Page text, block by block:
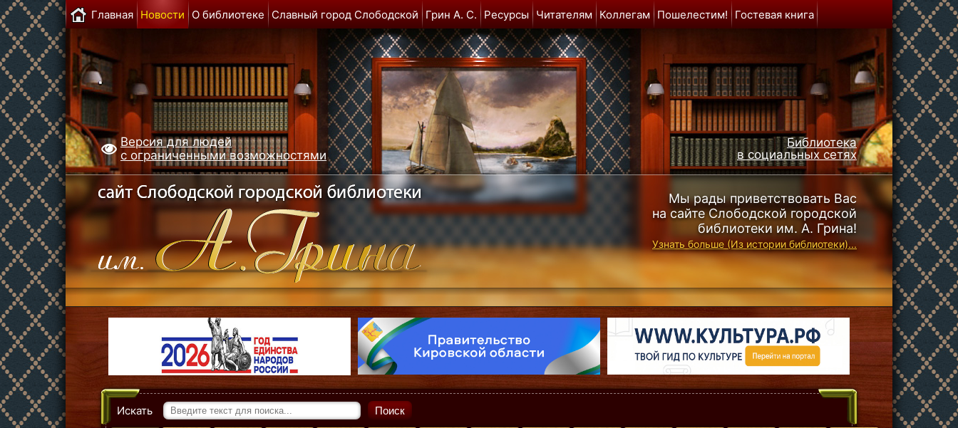
Главная Новости О библиотеке Славный город Слободской Грин А. С. Ресурсы Читателям Коллегам Пошелестим! Гостевая книга
Версия для людей
с ограниченными возможностями
Библиотека
в социальных сетях
Мы рады приветствовать Вас
на сайте Слободской городской
библиотеки им. А. Грина!
Узнать больше (Из истории библиотеки)...
Искать Поиск